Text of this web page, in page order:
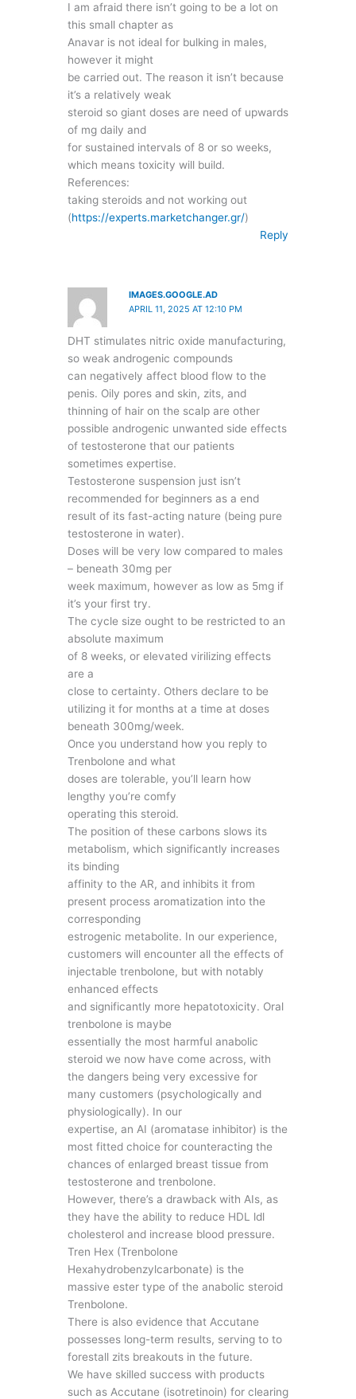
I am afraid there isn’t going to be a lot on
this small chapter as
Anavar is not ideal for bulking in males,
however it might
be carried out. The reason it isn’t because
it’s a relatively weak
steroid so giant doses are need of upwards
of mg daily and
for sustained intervals of 8 or so weeks,
which means toxicity will build.
References:
taking steroids and not working out
(https://experts.marketchanger.gr/)
Reply
IMAGES.GOOGLE.AD
APRIL 11, 2025 AT 12:10 PM
DHT stimulates nitric oxide manufacturing,
so weak androgenic compounds
can negatively affect blood flow to the
penis. Oily pores and skin, zits, and
thinning of hair on the scalp are other
possible androgenic unwanted side effects
of testosterone that our patients
sometimes expertise.
Testosterone suspension just isn’t
recommended for beginners as a end
result of its fast-acting nature (being pure
testosterone in water).
Doses will be very low compared to males
– beneath 30mg per
week maximum, however as low as 5mg if
it’s your first try.
The cycle size ought to be restricted to an
absolute maximum
of 8 weeks, or elevated virilizing effects
are a
close to certainty. Others declare to be
utilizing it for months at a time at doses
beneath 300mg/week.
Once you understand how you reply to
Trenbolone and what
doses are tolerable, you’ll learn how
lengthy you’re comfy
operating this steroid.
The position of these carbons slows its
metabolism, which significantly increases
its binding
affinity to the AR, and inhibits it from
present process aromatization into the
corresponding
estrogenic metabolite. In our experience,
customers will encounter all the effects of
injectable trenbolone, but with notably
enhanced effects
and significantly more hepatotoxicity. Oral
trenbolone is maybe
essentially the most harmful anabolic
steroid we now have come across, with
the dangers being very excessive for
many customers (psychologically and
physiologically). In our
expertise, an AI (aromatase inhibitor) is the
most fitted choice for counteracting the
chances of enlarged breast tissue from
testosterone and trenbolone.
However, there’s a drawback with AIs, as
they have the ability to reduce HDL ldl
cholesterol and increase blood pressure.
Tren Hex (Trenbolone
Hexahydrobenzylcarbonate) is the
massive ester type of the anabolic steroid
Trenbolone.
There is also evidence that Accutane
possesses long-term results, serving to to
forestall zits breakouts in the future.
We have skilled success with products
such as Accutane (isotretinoin) for clearing